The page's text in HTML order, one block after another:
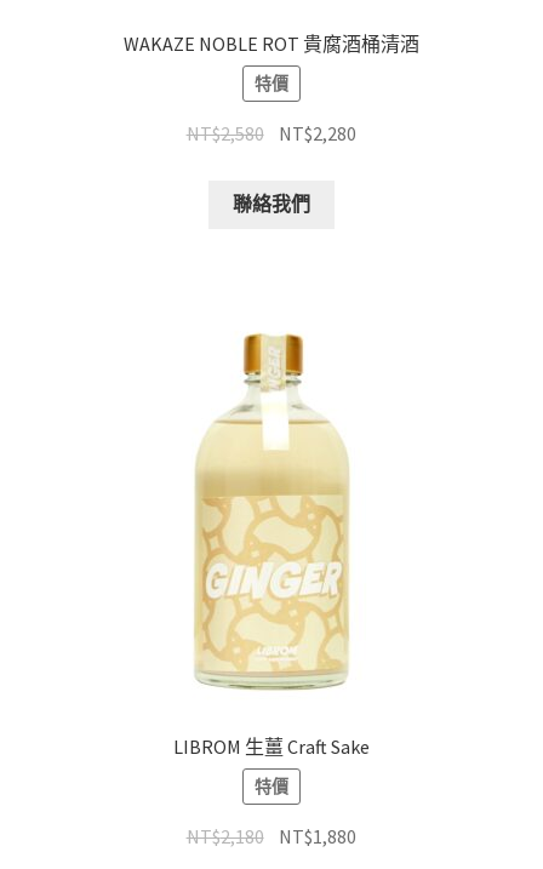
WAKAZE NOBLE ROT 貴腐酒桶清酒
特價
NT$2,580 NT$2,280
聯絡我們
LIBROM 生薑 Craft Sake
特價
NT$2,180 NT$1,880